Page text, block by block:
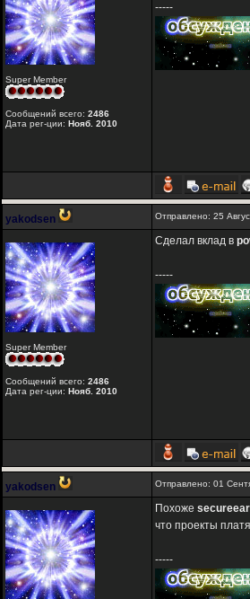
Super Member
Сообщений всего: 2486
Дата рег-ции: Нояб. 2010
-----
yakodsen Отправлено: 25
Super Member
Сообщений всего: 2486
Дата рег-ции: Нояб. 2010
Сделал вклад в
-----
yakodsen Отправлено: 01
Похоже
что проекты
-----